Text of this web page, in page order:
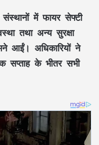
में फायर सेफ्टी
तथा अन्य सुरक्षा
आईं। अधिकारियों ने
सप्ताह के भीतर सभी